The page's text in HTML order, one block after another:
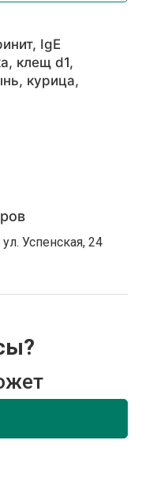
IgE
клещ d1,
курица,
ул. Успенская, 24